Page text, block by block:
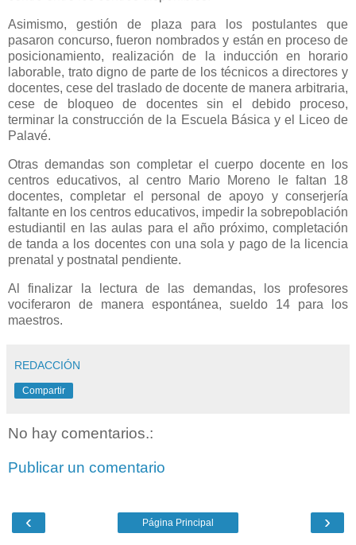
Asimismo, gestión de plaza para los postulantes que
pasaron concurso, fueron nombrados y están en proceso de
posicionamiento, realización de la inducción en horario
laborable, trato digno de parte de los técnicos a directores y
docentes, cese del traslado de docente de manera arbitraria,
cese de bloqueo de docentes sin el debido proceso,
terminar la construcción de la Escuela Básica y el Liceo de
Palavé.
Otras demandas son completar el cuerpo docente en los
centros educativos, al centro Mario Moreno le faltan 18
docentes, completar el personal de apoyo y conserjería
faltante en los centros educativos, impedir la sobrepoblación
estudiantil en las aulas para el año próximo, completación
de tanda a los docentes con una sola y pago de la licencia
prenatal y postnatal pendiente.
Al finalizar la lectura de las demandas, los profesores
vociferaron de manera espontánea, sueldo 14 para los
maestros.
REDACCIÓN
Compartir
No hay comentarios.:
Publicar un comentario
‹ ›
Página Principal